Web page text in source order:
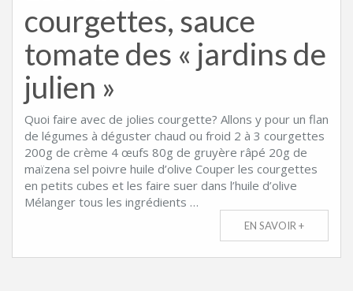
courgettes, sauce
tomate des « jardins de
julien »
Quoi faire avec de jolies courgette? Allons y pour un flan
de légumes à déguster chaud ou froid 2 à 3 courgettes
200g de crème 4 œufs 80g de gruyère râpé 20g de
maïzena sel poivre huile d’olive Couper les courgettes
en petits cubes et les faire suer dans l’huile d’olive
Mélanger tous les ingrédients …
EN SAVOIR +